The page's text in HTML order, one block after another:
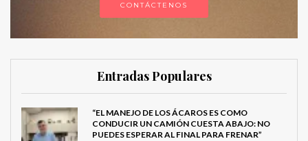
CONTÁCTENOS
Entradas Populares
“EL MANEJO DE LOS ÁCAROS ES COMO
CONDUCIR UN CAMIÓN CUESTA ABAJO: NO
PUEDES ESPERAR AL FINAL PARA FRENAR”